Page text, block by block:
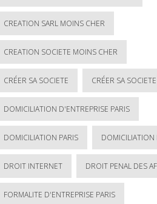
CREATION SARL MOINS CHER
CREATION SOCIETE MOINS CHER
CRÉER SA SOCIETE CRÉER SA
DOMICILIATION D'ENTREPRISE PARIS
DOMICILIATION PARIS DOMICILIATION
DROIT INTERNET DROIT PENAL DES
FORMALITE D'ENTREPRISE PARIS